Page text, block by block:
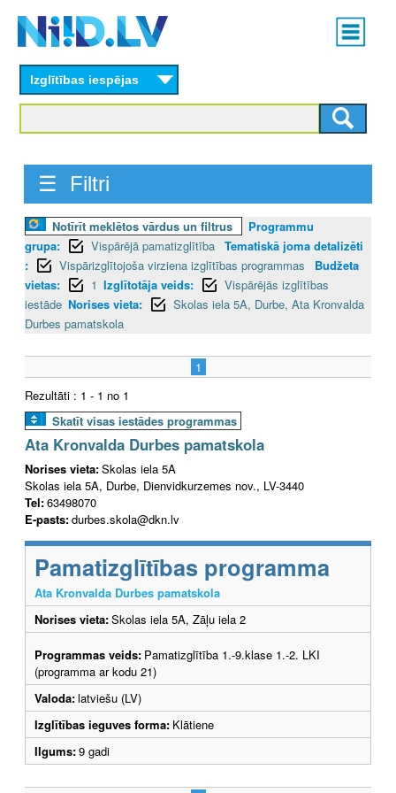
content
Main
menu
Izglītības iespējas
☰ Filtri
Notīrīt meklētos vārdus un filtrus
Programmu
grupa:
Vispārējā pamatizglītība Tematiskā joma detalizēti
:
Vispārizglītojoša virziena izglītības programmas
Budžeta
vietas:
1 Izglītotāja veids:
Vispārējās izglītības
iestāde Norises vieta:
Skolas iela 5A, Durbe, Ata Kronvalda
Durbes pamatskola
1
Rezultāti : 1 - 1 no 1
Skatīt visas iestādes programmas
Ata Kronvalda Durbes pamatskola
Norises vieta:Skolas iela 5A
Skolas iela 5A, Durbe, Dienvidkurzemes nov., LV-3440
Tel:63498070
E-pasts:durbes.skola@dkn.lv
Pamatizglītības programma
Ata Kronvalda Durbes pamatskola
Norises vieta:Skolas iela 5A, Zāļu iela 2
Programmas veids: Pamatizglītība 1.-9.klase 1.-2. LKI
(programma ar kodu 21)
Valoda:latviešu (LV)
Izglītības ieguves forma: Klātiene
Ilgums:9 gadi